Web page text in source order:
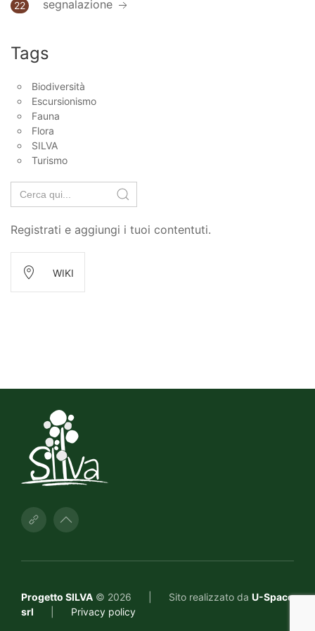
22 segnalazione
Tags
Biodiversità
Escursionismo
Fauna
Flora
SILVA
Turismo
Search
for:
Registrati e aggiungi i tuoi contentuti.
WIKI
Progetto SILVA © 2026 Sito realizzato da U-Space
srl
Privacy policy